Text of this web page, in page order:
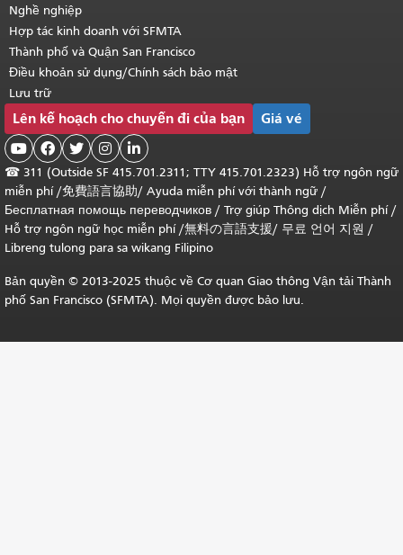
Nghề nghiệp
Hợp tác kinh doanh với SFMTA
Thành phố và Quận San Francisco
Điều khoản sử dụng/Chính sách bảo mật
Lưu trữ
Lên kế hoạch cho chuyến đi của bạn Giá vé
    
☎ 311 (Outside SF 415.701.2311; TTY 415.701.2323) Hỗ trợ ngôn ngữ
miễn phí /免費語言協助/ Ayuda miễn phí với thành ngữ /
Бесплатная помощь переводчиков / Trợ giúp Thông dịch Miễn phí/
Hỗ trợ ngôn ngữ học miễn phí/無料の言語支援/ 무료 언어 지원 /
Libreng tulong para sa wikang Filipino
Bản quyền © 2013-2025 thuộc về Cơ quan Giao thông Vận tải Thành
phố San Francisco (SFMTA). Mọi quyền được bảo lưu.